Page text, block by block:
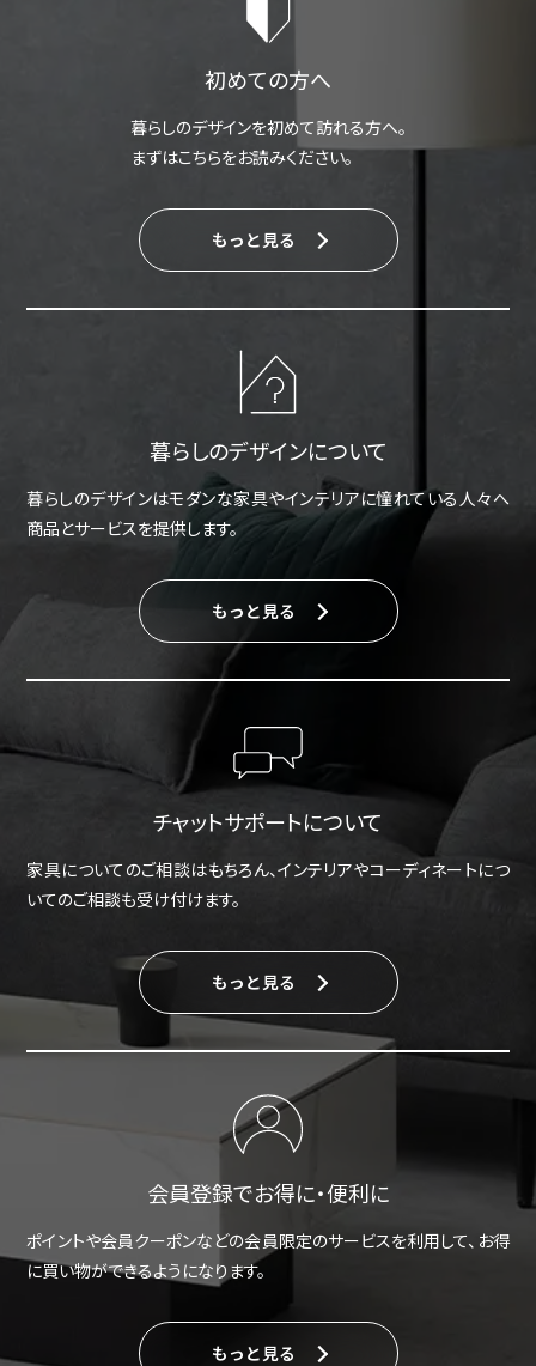
初めての方へ
暮らしのデザインを初めて訪れる方へ。
まずはこちらをお読みください。
もっと見る
暮らしのデザインについて
暮らしのデザインはモダンな家具やインテリアに憧れている人々へ
商品とサービスを提供します。
もっと見る
チャットサポートについて
家具についてのご相談はもちろん、インテリアやコーディネートにつ
いてのご相談も受け付けます。
もっと見る
会員登録でお得に・便利に
ポイントや会員クーポンなどの会員限定のサービスを利用して、お得
に買い物ができるようになります。
もっと見る